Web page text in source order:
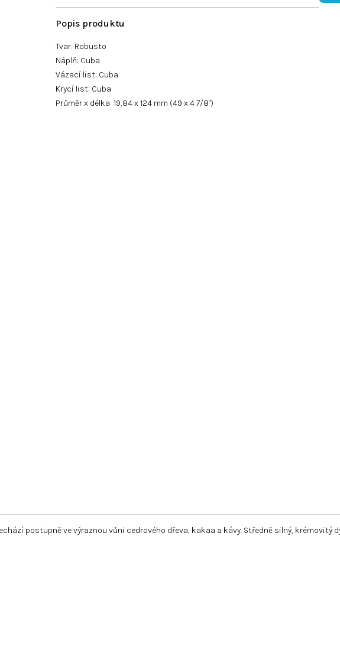
Tvar: Robusto
Náplň: Cuba
Vázací list: Cuba
Krycí list: Cuba
Průměr x délka: 19,84 x 124 mm (49 x 4 7/8")
postupně ve výraznou vůni cedrového dřeva, kakaa a kávy. Středně silný, krémovitý